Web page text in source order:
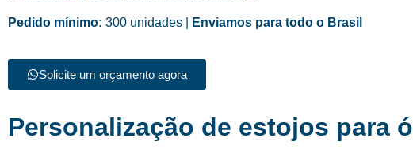
Pedido mínimo: 300 unidades | Enviamos para todo o Brasil
Solicite um orçamento agora
Personalização de estojos para